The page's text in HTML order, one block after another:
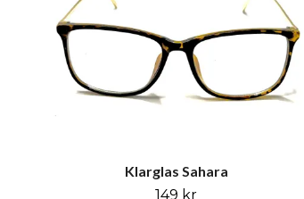
Klarglas Sahara
149 kr